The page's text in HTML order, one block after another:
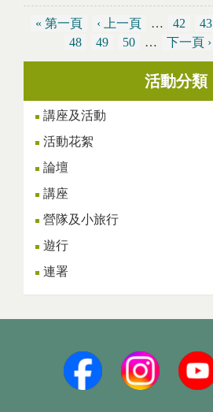
頁面
« 第一頁 ‹ 上一頁 … 42 43
48
49 50 … 下一頁 ›
活動分類
講座及活動
活動花絮
論壇
講座
營隊及小旅行
遊行
連署